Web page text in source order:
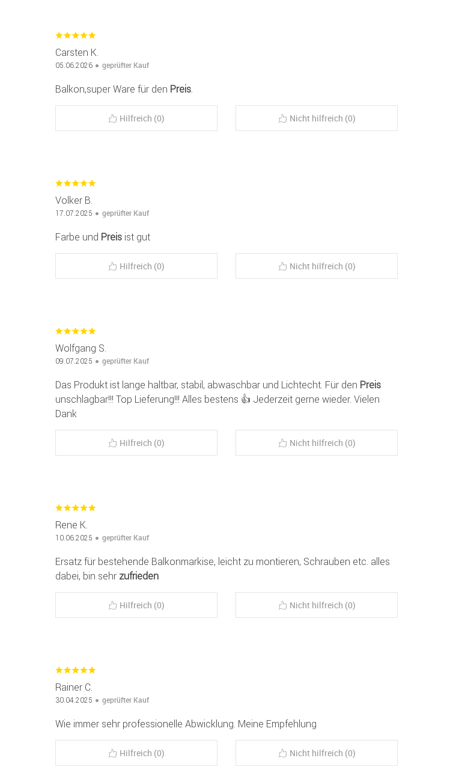
Carsten K.
05.06.2026 geprüfter Kauf
Balkon,super Ware für den Preis
Hilfreich (0) Nicht hilfreich (0)
Volker B.
17.07.2025 geprüfter Kauf
Farbe und Preis ist gut
Hilfreich (0) Nicht hilfreich (0)
Wolfgang S.
09.07.2025 geprüfter Kauf
Das Produkt ist lange haltbar, stabil, abwaschbar und Lichtecht. Für den Preis
unschlagbar!!! Top Lieferung!!! Alles bestens 👍 Jederzeit gerne wieder. Vielen
Dank
Hilfreich (0) Nicht hilfreich (0)
Rene K.
10.06.2025 geprüfter Kauf
Ersatz für bestehende Balkonmarkise, leicht zu montieren, Schrauben etc. alles
dabei, bin sehr zufrieden
Hilfreich (0) Nicht hilfreich (0)
Rainer C.
30.04.2025 geprüfter Kauf
Wie immer sehr professionelle Abwicklung. Meine Empfehlung
Hilfreich (0) Nicht hilfreich (0)